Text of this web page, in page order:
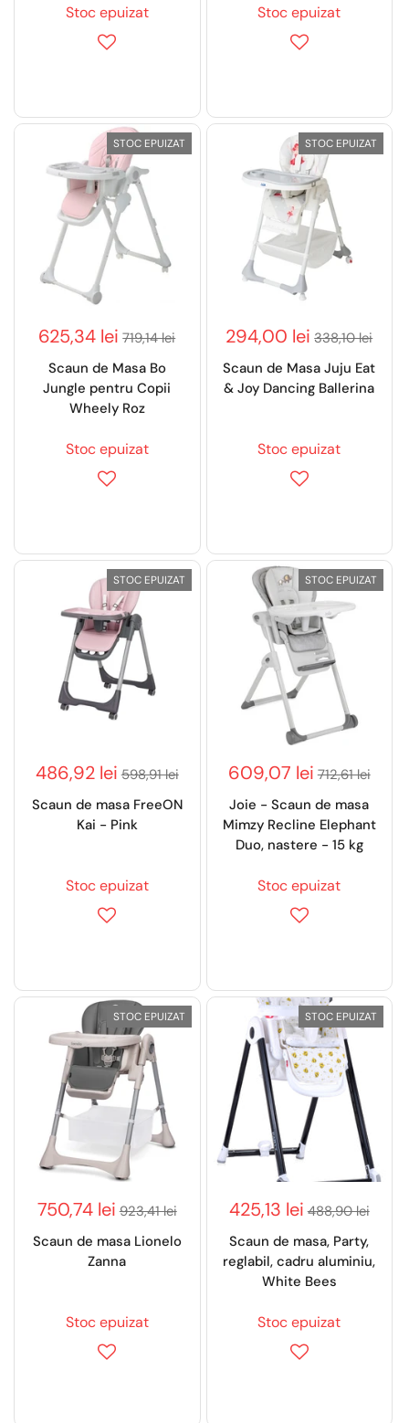
Stoc epuizat Stoc epuizat
625,34 lei 719,14 lei
Scaun de Masa Bo
Jungle pentru Copii
Wheely Roz
Stoc epuizat
STOC EPUIZAT
294,00 lei 338,10 lei
Scaun de Masa Juju Eat
& Joy Dancing Ballerina
Stoc epuizat
STOC EPUIZAT
486,92 lei 598,91 lei
Scaun de masa FreeON
Kai - Pink
Stoc epuizat
STOC EPUIZAT
609,07 lei 712,61 lei
Joie - Scaun de masa
Mimzy Recline Elephant
Duo, nastere - 15 kg
Stoc epuizat
STOC EPUIZAT
750,74 lei 923,41 lei
Scaun de masa Lionelo
Zanna
Stoc epuizat
STOC EPUIZAT
425,13 lei 488,90 lei
Scaun de masa, Party,
reglabil, cadru aluminiu,
White Bees
Stoc epuizat
STOC EPUIZAT